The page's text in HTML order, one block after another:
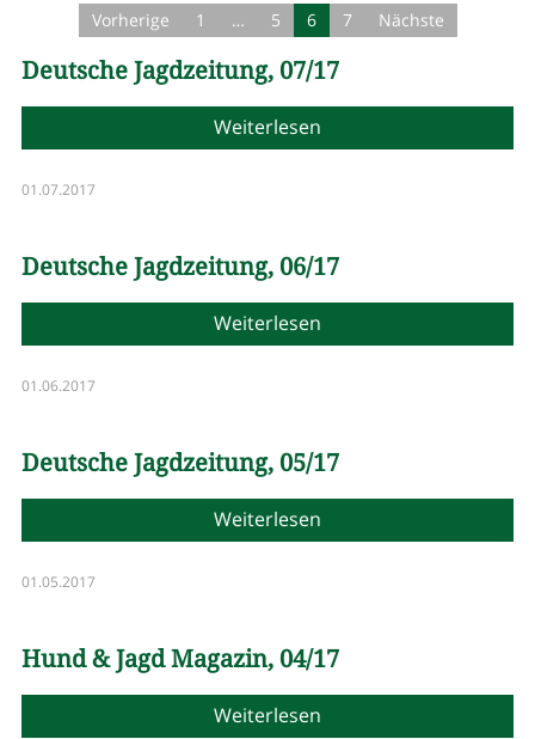
Vorherige 1 … 5 6 7 Nächste
Deutsche Jagdzeitung, 07/17
Weiterlesen
01.07.2017
Deutsche Jagdzeitung, 06/17
Weiterlesen
01.06.2017
Deutsche Jagdzeitung, 05/17
Weiterlesen
01.05.2017
Hund & Jagd Magazin, 04/17
Weiterlesen